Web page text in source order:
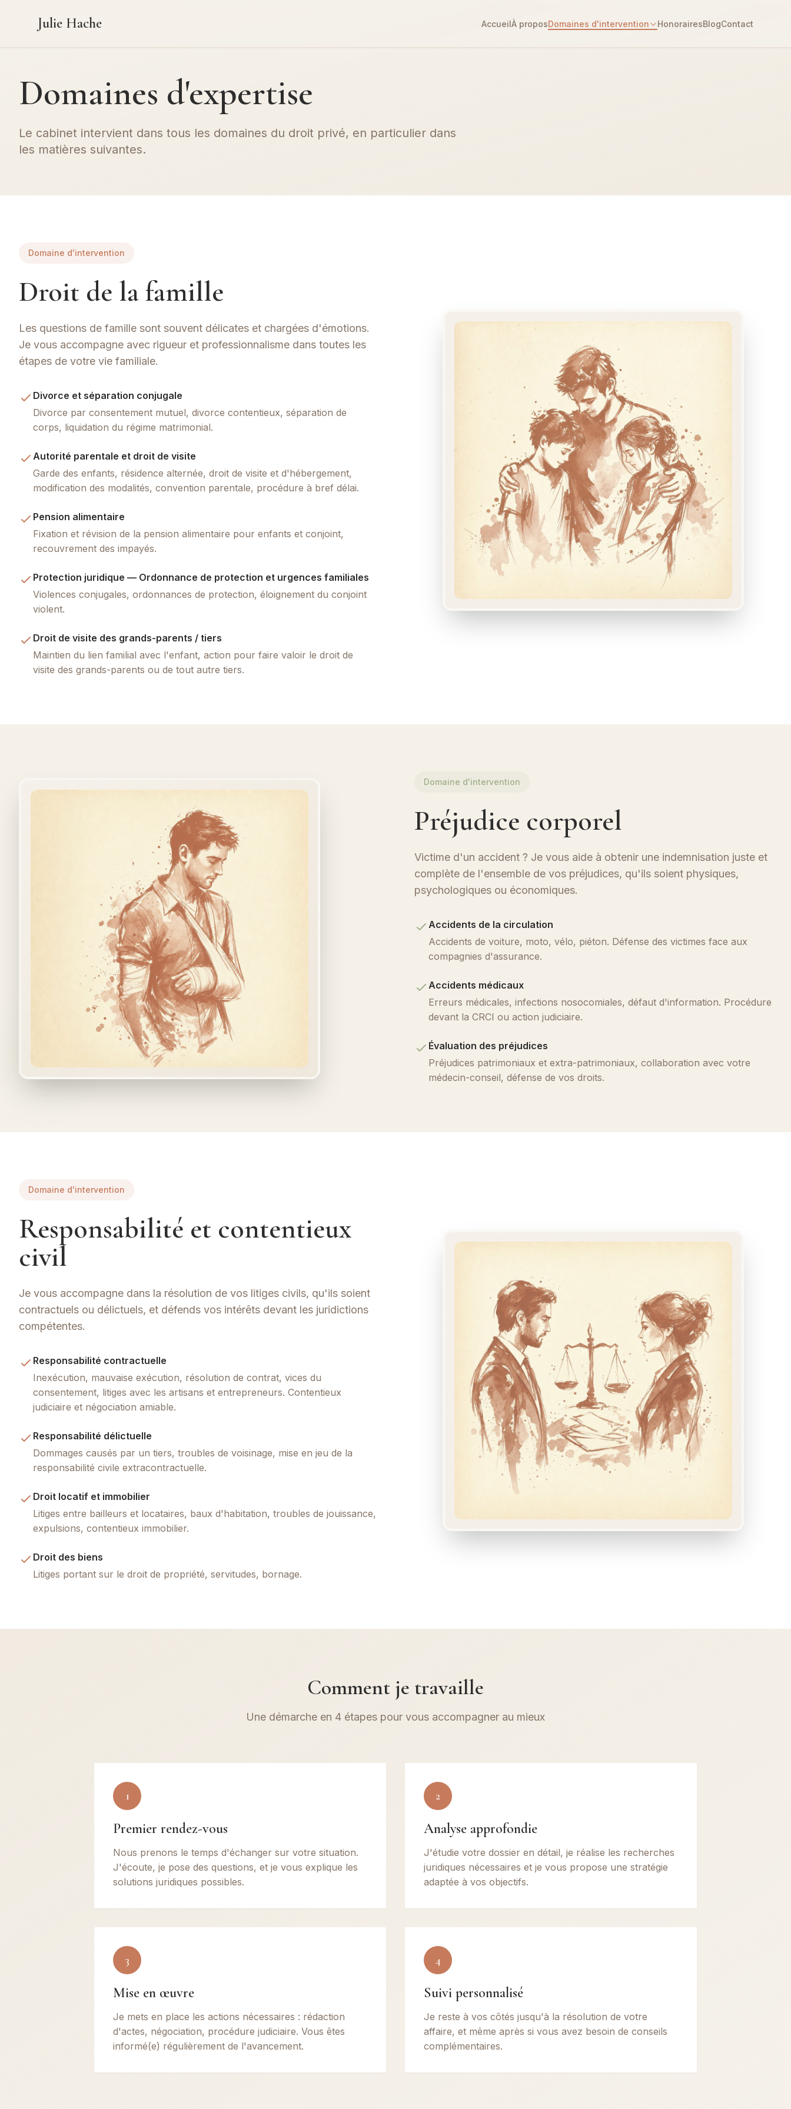
Julie Hache AccueilÀ proposDomaines d'intervention HonorairesBlogContact
Domaines d'expertise
Le cabinet intervient dans tous les domaines du droit privé, en particulier dans
les matières suivantes.
Domaine d'intervention
Droit de la famille
Les questions de famille sont souvent délicates et chargées d'émotions.
Je vous accompagne avec rigueur et professionnalisme dans toutes les
étapes de votre vie familiale.
Divorce et séparation conjugale
Divorce par consentement mutuel, divorce contentieux, séparation de
corps, liquidation du régime matrimonial.
Autorité parentale et droit de visite
Garde des enfants, résidence alternée, droit de visite et d'hébergement,
modification des modalités, convention parentale, procédure à bref délai.
Pension alimentaire
Fixation et révision de la pension alimentaire pour enfants et conjoint,
recouvrement des impayés.
Protection juridique — Ordonnance de protection et urgences familiales
Violences conjugales, ordonnances de protection, éloignement du conjoint
violent.
Droit de visite des grands-parents / tiers
Maintien du lien familial avec l'enfant, action pour faire valoir le droit de
visite des grands-parents ou de tout autre tiers.
Domaine d'intervention
Préjudice corporel
Victime d'un accident ? Je vous aide à obtenir une indemnisation juste et
complète de l'ensemble de vos préjudices, qu'ils soient physiques,
psychologiques ou économiques.
Accidents de la circulation
Accidents de voiture, moto, vélo, piéton. Défense des victimes face aux
compagnies d'assurance.
Accidents médicaux
Erreurs médicales, infections nosocomiales, défaut d'information. Procédure
devant la CRCI ou action judiciaire.
Évaluation des préjudices
Préjudices patrimoniaux et extra-patrimoniaux, collaboration avec votre
médecin-conseil, défense de vos droits.
Domaine d'intervention
Responsabilité et contentieux
civil
Je vous accompagne dans la résolution de vos litiges civils, qu'ils soient
contractuels ou délictuels, et défends vos intérêts devant les juridictions
compétentes.
Responsabilité contractuelle
Inexécution, mauvaise exécution, résolution de contrat, vices du
consentement, litiges avec les artisans et entrepreneurs. Contentieux
judiciaire et négociation amiable.
Responsabilité délictuelle
Dommages causés par un tiers, troubles de voisinage, mise en jeu de la
responsabilité civile extracontractuelle.
Droit locatif et immobilier
Litiges entre bailleurs et locataires, baux d'habitation, troubles de jouissance,
expulsions, contentieux immobilier.
Droit des biens
Litiges portant sur le droit de propriété, servitudes, bornage.
Comment je travaille
Une démarche en 4 étapes pour vous accompagner au mieux
1
Premier rendez-vous
Nous prenons le temps d'échanger sur votre situation.
J'écoute, je pose des questions, et je vous explique les
solutions juridiques possibles.
2
Analyse approfondie
J'étudie votre dossier en détail, je réalise les recherches
juridiques nécessaires et je vous propose une stratégie
adaptée à vos objectifs.
3
Mise en œuvre
Je mets en place les actions nécessaires : rédaction
d'actes, négociation, procédure judiciaire. Vous êtes
informé(e) régulièrement de l'avancement.
4
Suivi personnalisé
Je reste à vos côtés jusqu'à la résolution de votre
affaire, et même après si vous avez besoin de conseils
complémentaires.